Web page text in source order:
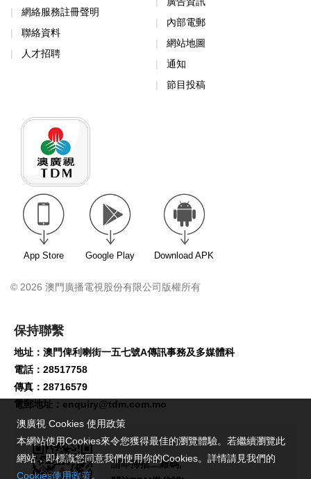
網絡服務註冊聲明
聯絡資料
人才招聘
內部電郵
網站地圖
通知
節目投稿
App Store Google Play Download APK
© 2026 澳門廣播電視股份有限公司版權所有
保持聯繫
地址：澳門俾利喇街一五七號A傳訊事務及多媒體科
電話：28517758
傳真：28716579
電郵地址： enquiry@tdm.com.mo
請即掃描二維碼,
澳廣視 Cookies 使用政策
本網站使用Cookies來令您獲得最佳的瀏覽體驗。若繼續瀏覽此
網站，即標識您同意我們使用你的Cookies。詳情請見我們的
Cookies使用政策。